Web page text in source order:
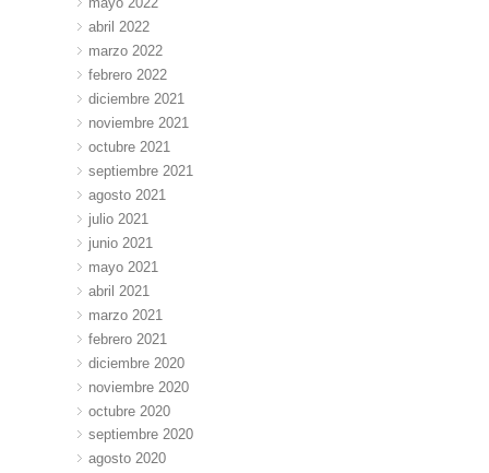
abril 2022
marzo 2022
febrero 2022
diciembre 2021
noviembre 2021
octubre 2021
septiembre 2021
agosto 2021
julio 2021
junio 2021
mayo 2021
abril 2021
marzo 2021
febrero 2021
diciembre 2020
noviembre 2020
octubre 2020
septiembre 2020
agosto 2020